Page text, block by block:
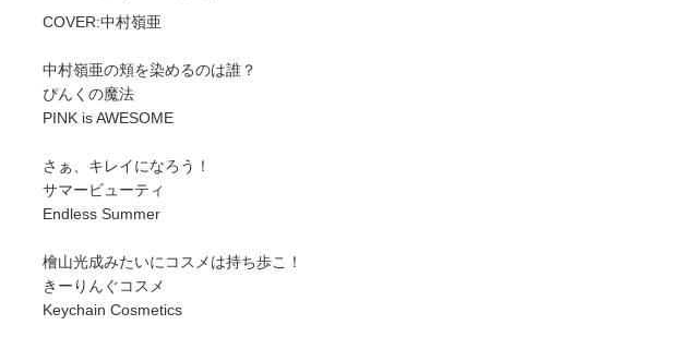
COVER:中村嶺亜
中村嶺亜の頬を染めるのは誰？
ぴんくの魔法
PINK is AWESOME
さぁ、キレイになろう！
サマービューティ
Endless Summer
檜山光成みたいにコスメは持ち歩こ！
きーりんぐコスメ
Keychain Cosmetics